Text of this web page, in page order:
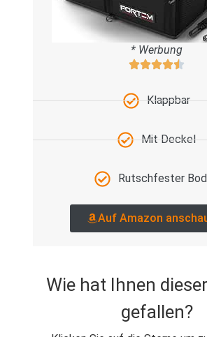
* Werbung
Klappbar
Mit Deckel
Rutschfester
Auf Amazon
Wie hat Ihnen
gefallen?